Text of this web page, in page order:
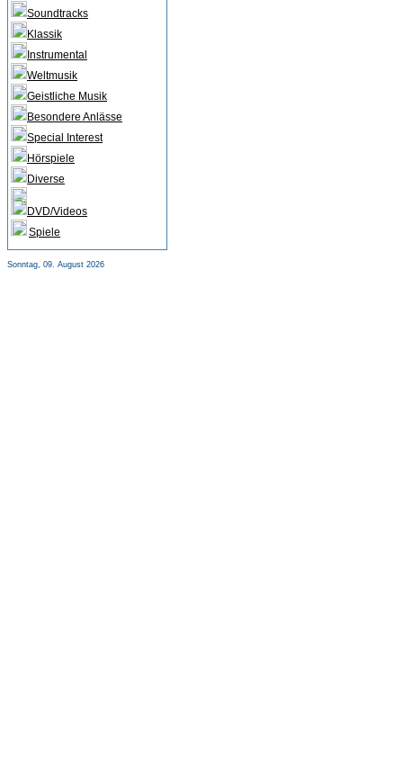
Soundtracks
Klassik
Instrumental
Weltmusik
Geistliche Musik
Besondere Anlässe
Special Interest
Hörspiele
Diverse
DVD/Videos
Spiele
Sonntag, 09. August 2026